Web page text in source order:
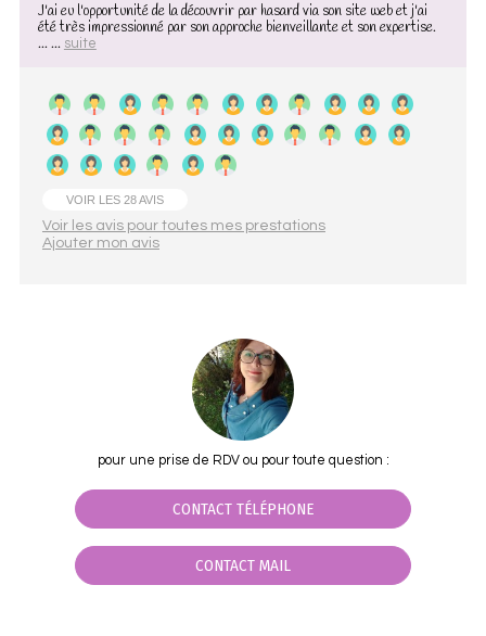
J'ai eu l'opportunité de la découvrir par hasard via son site web et j'ai
été très impressionné par son approche bienveillante et son expertise.
... ... suite
VOIR LES 28 AVIS
Voir les avis pour toutes mes prestations
Ajouter mon avis
pour une prise de RDV ou pour toute question :
CONTACT TÉLÉPHONE
CONTACT MAIL